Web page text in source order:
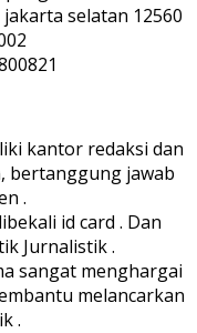
selatan 12560
kantor redaksi dan
bertanggung jawab
.
id card . Dan
Jurnalistik .
sangat menghargai
melancarkan
.